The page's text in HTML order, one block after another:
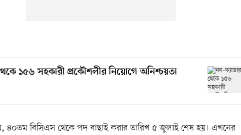
১৫৬ সহকারী প্রকৌশলীর নিয়োগে অনিশ্চয়তা
৪০তম বিসিএস থেকে পদ বাছাই করার তারিখ ৫ জুলাই শেষ হয়। এখনের